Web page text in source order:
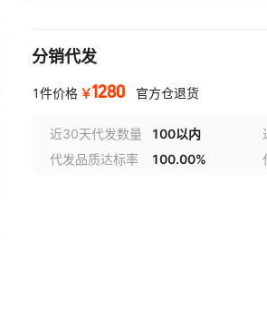
分销代发
1件价格 ￥1280 官方仓退货
近30天代发数量 100以内
代发品质达标率
100.00%